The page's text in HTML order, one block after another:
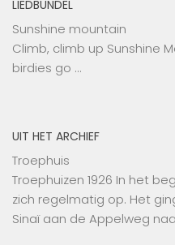
LIEDBUNDEL
Sunshine mountain
Climb, climb up Sunshine
birdies go …
UIT HET ARCHIEF
Troephuis
Troephuizen 1926 In het
zich regelmatig op. Het
Sinaï aan de Appelweg